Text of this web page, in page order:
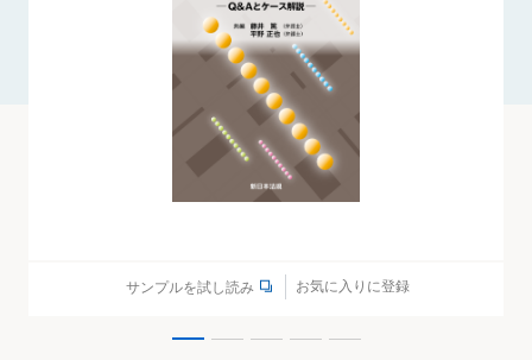
サンプルを試し読み お気に入りに登録